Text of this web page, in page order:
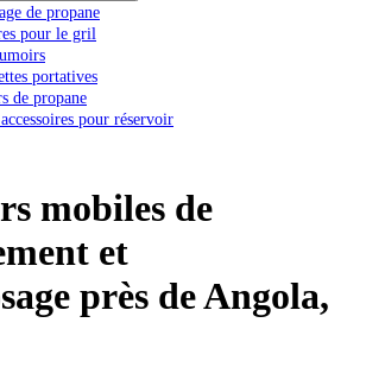
de propane
pour le gril
portatives
de propane
pour réservoir
mobiles de
et
près deAngola,